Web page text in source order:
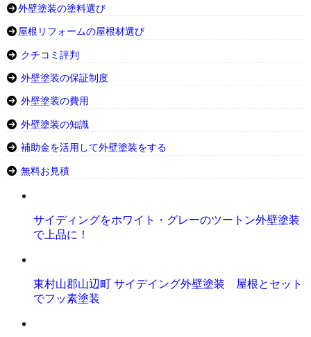
外壁塗装の塗料選び
屋根リフォームの屋根材選び
クチコミ評判
外壁塗装の保証制度
外壁塗装の費用
外壁塗装の知識
補助金を活用して外壁塗装をする
無料お見積
サイディングをホワイト・グレーのツートン外壁塗装
で上品に！
東村山郡山辺町 サイデイング外壁塗装 屋根とセット
でフッ素塗装